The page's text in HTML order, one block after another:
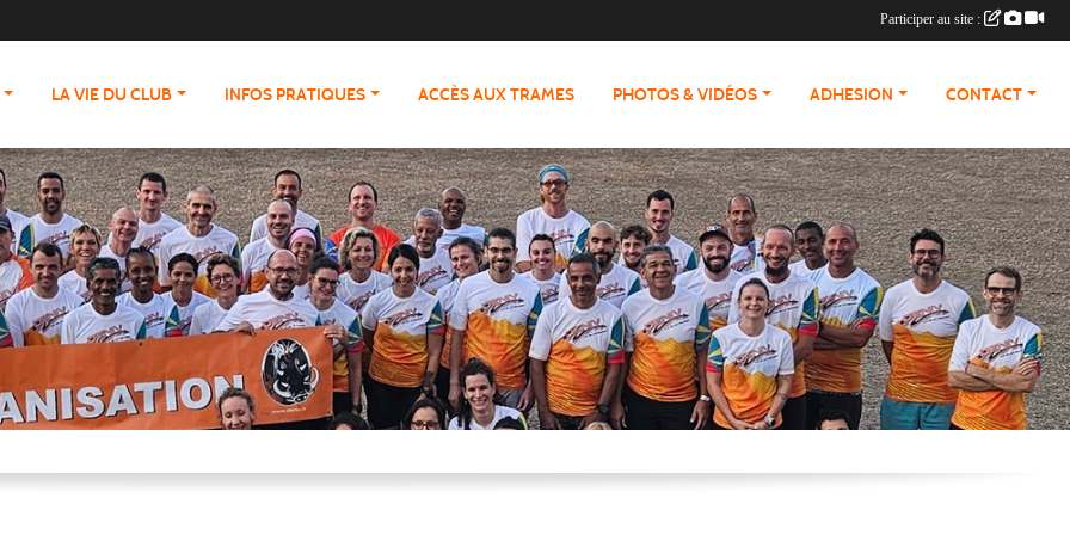
LA VIE DU CLUB INFOS PRATIQUES ACCÈS AUX TRAMES PHOTOS & VIDÉOS ADHESION CONTACT
Participer au site :